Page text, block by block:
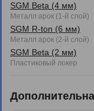
Металл арок (1-й слой)
SGM Beta (4 мм)
Металл арок (2-й слой)
SGM R-ton (6 мм)
Пластиковый локер
SGM Beta (2 мм)